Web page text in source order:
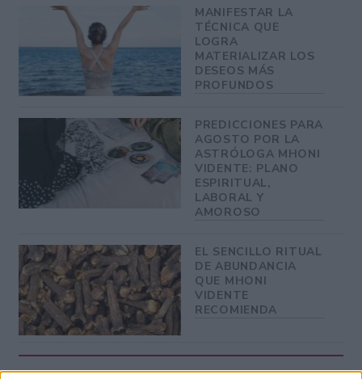
MANIFESTAR LA
TÉCNICA QUE
LOGRA
MATERIALIZAR LOS
DESEOS MÁS
PROFUNDOS
PREDICCIONES PARA
AGOSTO POR LA
ASTRÓLOGA MHONI
VIDENTE: PLANO
ESPIRITUAL,
LABORAL Y
AMOROSO
EL SENCILLO RITUAL
DE ABUNDANCIA
QUE MHONI
VIDENTE
RECOMIENDA